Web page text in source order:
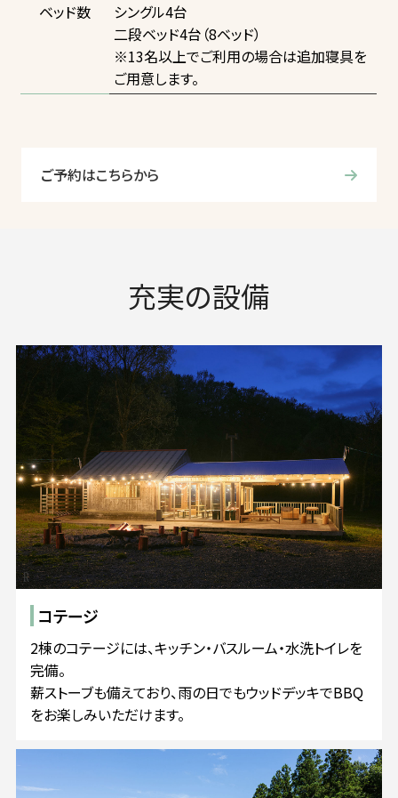
ベッド数
シングル4台
二段ベッド4台（8ベッド）
※13名以上でご利用の場合は追加寝具を
ご用意します。
ご予約はこちらから
充実の設備
コテージ
2棟のコテージには、キッチン・バスルーム・水洗トイレを
完備。
薪ストーブも備えており、雨の日でもウッドデッキでBBQ
をお楽しみいただけます。